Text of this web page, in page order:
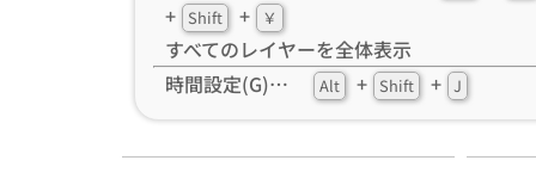
+ Shift + ￥
すべてのレイヤーを全体表示
時間設定(G)…
Alt + Shift + J